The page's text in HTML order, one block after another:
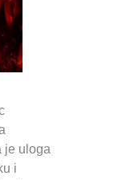
je uloga
i